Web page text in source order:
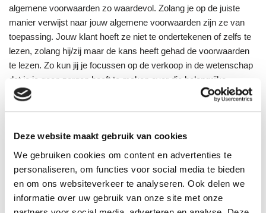
Deze website maakt gebruik van cookies
We gebruiken cookies om content en advertenties te
personaliseren, om functies voor social media te bieden
en om ons websiteverkeer te analyseren. Ook delen we
informatie over uw gebruik van onze site met onze
algemene voorwaarden zo waardevol. Zolang je op de juiste
manier verwijst naar jouw algemene voorwaarden zijn ze van
toepassing. Jouw klant hoeft ze niet te ondertekenen of zelfs te
lezen, zolang hij/zij maar de kans heeft gehad de voorwaarden
te lezen. Zo kun jij je focussen op de verkoop in de wetenschap
dat je je geen zorgen hoeft te maken over die belangrijke
risico’s. Die heb je immers al afgedekt met een sterke juridische
4.Jij bent uniek
Jij wilt jezelf onderscheiden, maar toch hanteer je copy paste
algemene voorwaarden. Dat vind ik vreemd. Elke branche is
anders, elke klant is anders en elke ondernemer is anders. Jij